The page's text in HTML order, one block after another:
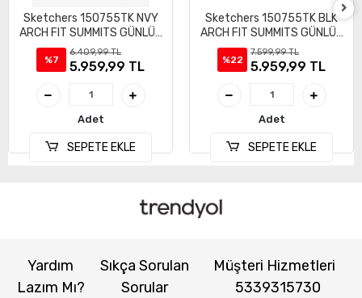
Sketchers 150755TK NVY
ARCH FIT SUMMITS GÜNLÜK
SPOR AYAKKABI
%7
6.409,99 TL
5.959,99 TL
Adet
SEPETE EKLE
Sketchers 150755TK BLK
ARCH FIT SUMMITS GÜNLÜK
SPOR AYAKKABI
%22
7.599,99 TL
5.959,99 TL
Adet
SEPETE EKLE
Yardım
Lazım Mı?
Sıkça Sorulan
Sorular
Müşteri Hizmetleri
5339315730